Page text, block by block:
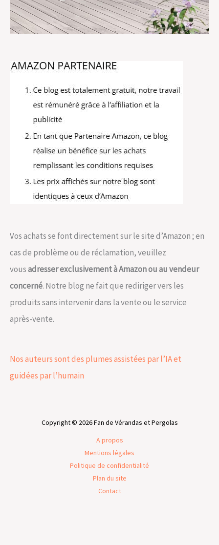
Vos achats se font directement sur le site d’Amazon ; en
cas de problème ou de réclamation, veuillez
vousadresser exclusivement à Amazon ou au vendeur
concerné. Notre blog ne fait que rediriger vers les
produits sans intervenir dans la vente ou le service
après-vente.
Nos auteurs sont des plumes assistées par l’IA et
guidées par l’humain
Copyright © 2026 Fan de Vérandas et Pergolas
A propos
Mentions légales
Politique de confidentialité
Plan du site
Contact